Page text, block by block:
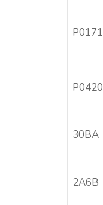
P0171
P0420
30BA
2A6B